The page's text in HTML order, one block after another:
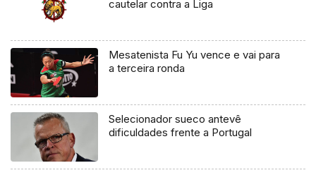
cautelar contra a Liga
Mesatenista Fu Yu vence e vai para
a terceira ronda
Selecionador sueco antevê
dificuldades frente a Portugal